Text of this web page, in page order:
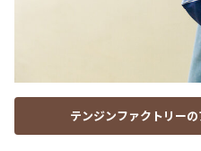
テンジンファクトリー